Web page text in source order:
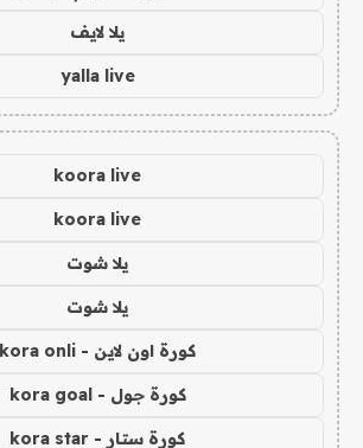
يلا لايف
yalla live
koora live
koora live
يلا شوت
يلا شوت
كورة اون لاين - kora onli
كورة جول - kora goal
كورة ستار - kora star